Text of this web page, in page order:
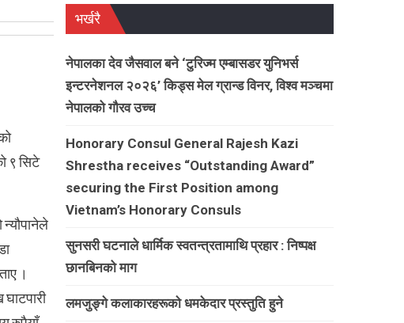
९ सिटे
।
भर्खरै
नेपालका देव जैसवाल बने ‘टुरिज्म एम्बासडर युनिभर्स
इन्टरनेशनल २०२६’ किड्स मेल ग्रान्ड विनर, विश्व मञ्चमा
नेपालको गौरव उच्च
Honorary Consul General Rajesh Kazi
Shrestha receives “Outstanding Award”
securing the First Position among
Vietnam’s Honorary Consuls
सुनसरी घटनाले धार्मिक स्वतन्त्रतामाथि प्रहार : निष्पक्ष
छानबिनको माग
लमजुङ्गे कलाकारहरूकाे धमकेदार प्रस्तुति हुने